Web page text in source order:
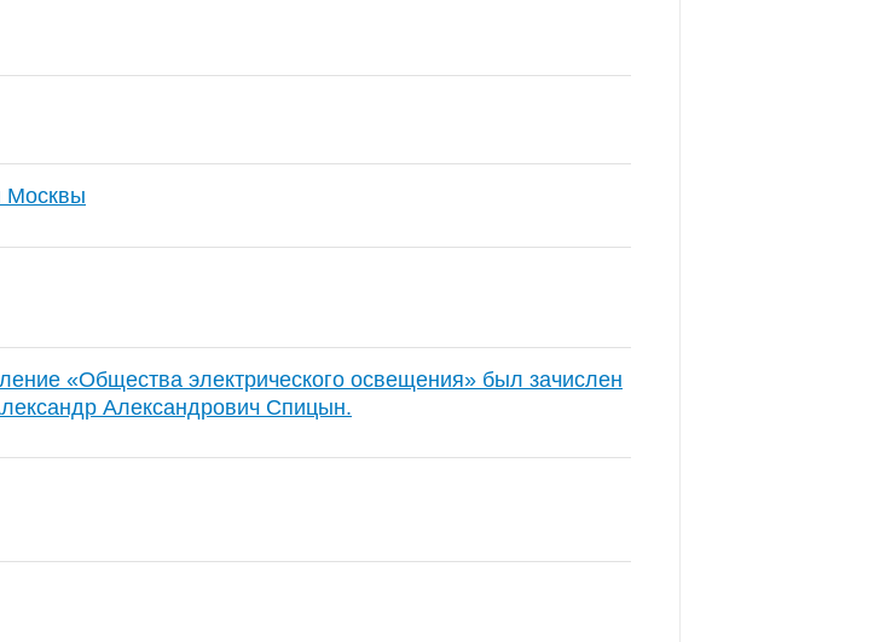
Москвы
«Общества электрического освещения» был зачислен
Александрович Спицын.